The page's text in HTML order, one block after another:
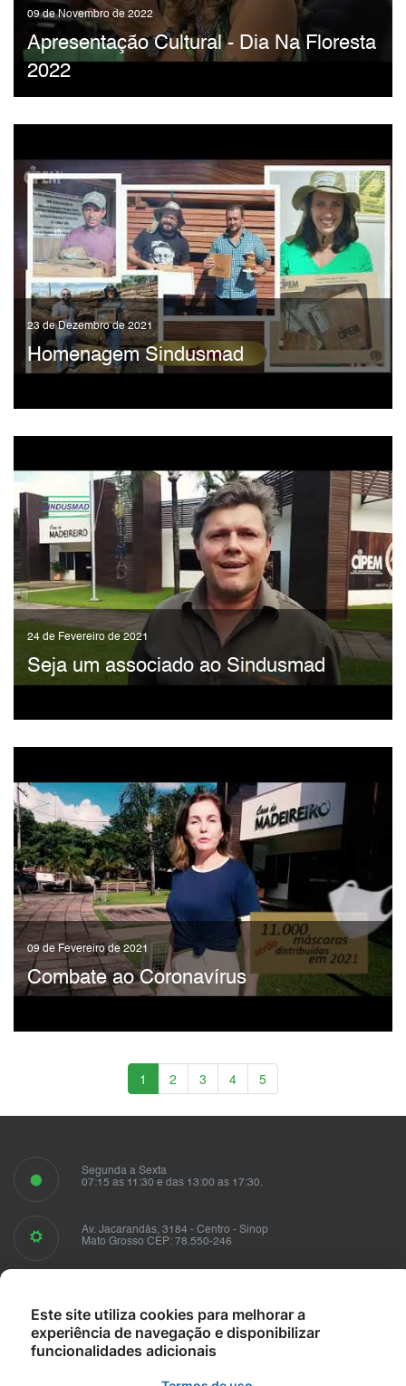
09 de Novembro de 2022
Apresentação Cultural - Dia Na Floresta
2022
23 de Dezembro de 2021
Homenagem Sindusmad
24 de Fevereiro de 2021
Seja um associado ao Sindusmad
09 de Fevereiro de 2021
Combate ao Coronavírus
1 2 3 4 5
Segunda a Sexta
07:15 as 11:30 e das 13:00 as 17:30.
Av. Jacarandás, 3184 - Centro - Sinop
Mato Grosso CEP: 78.550-246
Este site utiliza cookies para melhorar a
experiência de navegação e disponibilizar
funcionalidades adicionais